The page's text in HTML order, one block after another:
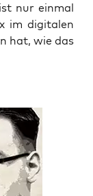
nur ein­mal
im digi­ta­len
hat, wie das